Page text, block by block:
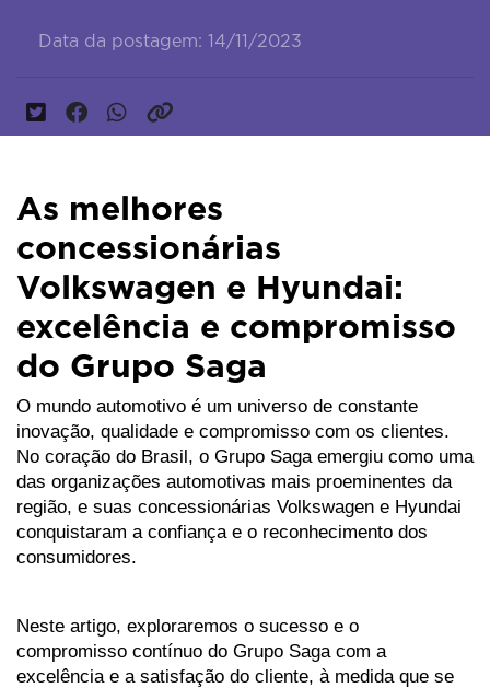
Data da postagem: 14/11/2023
As melhores
concessionárias
Volkswagen e Hyundai:
excelência e compromisso
do Grupo Saga
O mundo automotivo é um universo de constante
inovação, qualidade e compromisso com os clientes.
No coração do Brasil, o Grupo Saga emergiu como uma
das organizações automotivas mais proeminentes da
região, e suas concessionárias Volkswagen e Hyundai
conquistaram a confiança e o reconhecimento dos
consumidores.
Neste artigo, exploraremos o sucesso e o
compromisso contínuo do Grupo Saga com a
excelência e a satisfação do cliente, à medida que se